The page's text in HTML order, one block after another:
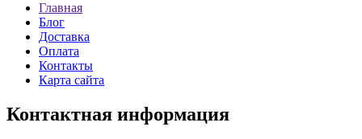
Главная
Блог
Доставка
Оплата
Контакты
Карта сайта
Контактная информация